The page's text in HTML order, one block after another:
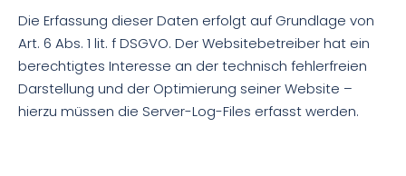
Die Erfassung dieser Daten erfolgt auf Grundlage von
Art. 6 Abs. 1 lit. f DSGVO. Der Websitebetreiber hat ein
berechtigtes Interesse an der technisch fehlerfreien
Darstellung und der Optimierung seiner Website –
hierzu müssen die Server-Log-Files erfasst werden.